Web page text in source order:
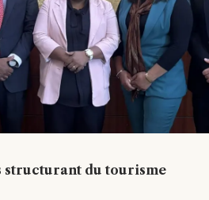
structurant du tourisme